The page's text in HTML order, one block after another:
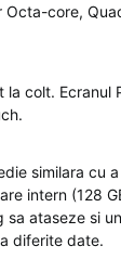
Octa-core,
colt. Ecranul
similara cu
intern (128
sa ataseze si
diferite date.